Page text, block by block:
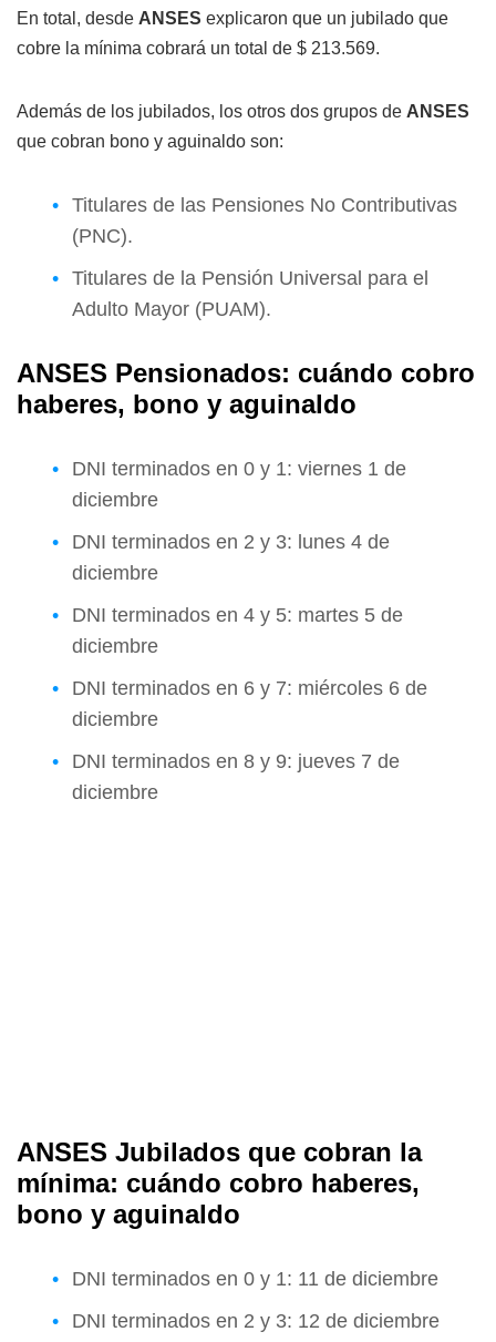
En total, desde ANSES explicaron que un jubilado que
cobre la mínima cobrará un total de $ 213.569.
Además de los jubilados, los otros dos grupos de ANSES
que cobran bono y aguinaldo son:
Titulares de las Pensiones No Contributivas
(PNC).
Titulares de la Pensión Universal para el
Adulto Mayor (PUAM).
ANSES Pensionados: cuándo cobro
haberes, bono y aguinaldo
DNI terminados en 0 y 1: viernes 1 de
diciembre
DNI terminados en 2 y 3: lunes 4 de
diciembre
DNI terminados en 4 y 5: martes 5 de
diciembre
DNI terminados en 6 y 7: miércoles 6 de
diciembre
DNI terminados en 8 y 9: jueves 7 de
diciembre
ANSES Jubilados que cobran la
mínima: cuándo cobro haberes,
bono y aguinaldo
DNI terminados en 0 y 1: 11 de diciembre
DNI terminados en 2 y 3: 12 de diciembre